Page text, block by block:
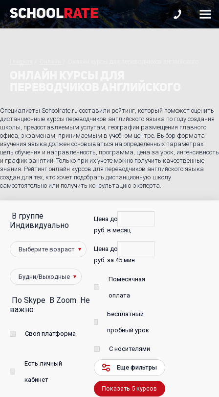
School Rate
Специалисты Schoolrate.ru составили рейтинг, который поможет оценить
дистанционные курсы переводчиков английского языка по году создания
школы, предоставляемым услугам, географии размещения главного
офиса, экзаменам, принимаемым в учебном центре. Выбор формата
изучения языка должен основываться на определенных параметрах:
цель обучения и направленность, программа, цена за урок, интенсивность
и график занятий. Только при их учете можно получить качественные
знания. Рейтинг онлайн курсов для переводчиков английского языка
создан для тех, кто хочет подобрать дистанционную школу
самостоятельно или получить консультацию эксперта.
В группе
Индивидуально
По Skype В Zoom Не
важно
Своя платформа
Есть личный
кабинет
Цена до
руб. в месяц
Цена до
руб. за 45 мин
Помесячная
оплата
Бесплатный
пробный урок
С носителями
Еще фильтры
Показать 5курсов
С
Победители